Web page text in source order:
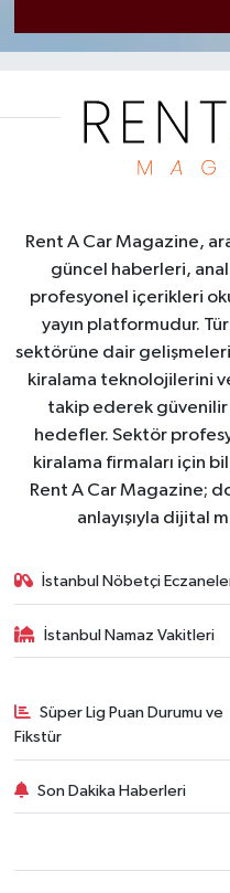
Rent A Car Magazine,
güncel haberleri,
profesyonel içerikleri
yayın platformudur.
sektörüne dair
kiralama teknolojilerini
takip ederek güvenilir
hedefler. Sektör
kiralama firmaları için
Rent A Car Magazine;
anlayışıyla dijital
İstanbul Nöbetçi
İstanbul Namaz Vakitleri
Süper Lig Puan Durumu ve
Fikstür
Son Dakika Haberleri